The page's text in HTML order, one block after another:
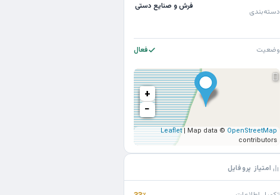
دسته‌بندی
فرش و صنایع دستی
وضعیت فعال
+
−
Leaflet| Map data © OpenStreetMap
contributors
امتیاز پروفایل